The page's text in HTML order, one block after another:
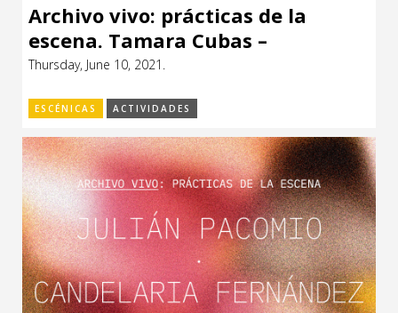
Archivo vivo: prácticas de la
escena. Tamara Cubas –
Sindillar/Sindihogar
Thursday, June 10, 2021.
ESCÉNICAS ACTIVIDADES